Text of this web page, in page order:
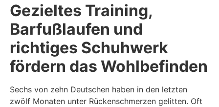
Gezieltes Training,
Barfußlaufen und
richtiges Schuhwerk
fördern das Wohlbefinden
Sechs von zehn Deutschen haben in den letzten
zwölf Monaten unter Rückenschmerzen gelitten. Oft